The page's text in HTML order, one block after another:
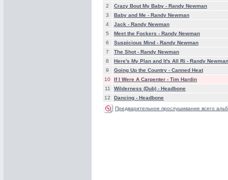
2
Crazy Bout My Baby - Randy Newman
3
Baby and Me - Randy Newman
4
Jack - Randy Newman
5
Meet the Fockers - Randy Newman
6
Suspicious Mind - Randy Newman
7
The Shot - Randy Newman
8
Here's My Plan and It's All Ri - Randy Newman
9
Going Up the Country - Canned Heat
10
If I Were A Carpenter - Tim Hardin
11
Wilderness (Dub) - Headbone
12
Dancing - Headbone
Предварительное прослушивание всего